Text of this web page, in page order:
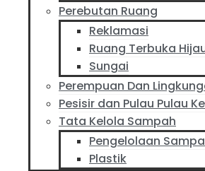
Perebutan Ruang
Reklamasi
Ruang Terbuka
Sungai
Perempuan Dan
Pesisir dan Pulau Pulau
Tata Kelola Sampah
Pengelolaan
Plastik